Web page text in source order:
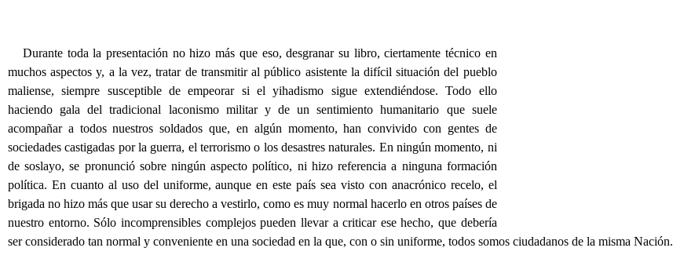
Durante toda la presentación no hizo más que eso, desgranar su libro, ciertamente técnico en
muchos aspectos y, a la vez, tratar de transmitir al público asistente la difícil situación del pueblo
maliense, siempre susceptible de empeorar si el yihadismo sigue extendiéndose. Todo ello
haciendo gala del tradicional laconismo militar y de un sentimiento humanitario que suele
acompañar a todos nuestros soldados que, en algún momento, han convivido con gentes de
sociedades castigadas por la guerra, el terrorismo o los desastres naturales. En ningún momento, ni
de soslayo, se pronunció sobre ningún aspecto político, ni hizo referencia a ninguna formación
política. En cuanto al uso del uniforme, aunque en este país sea visto con anacrónico recelo, el
brigada no hizo más que usar su derecho a vestirlo, como es muy normal hacerlo en otros países de
nuestro entorno. Sólo incomprensibles complejos pueden llevar a criticar ese hecho, que debería
ser considerado tan normal y conveniente en una sociedad en la que, con o sin uniforme, todos somos ciudadanos de la misma Nación.